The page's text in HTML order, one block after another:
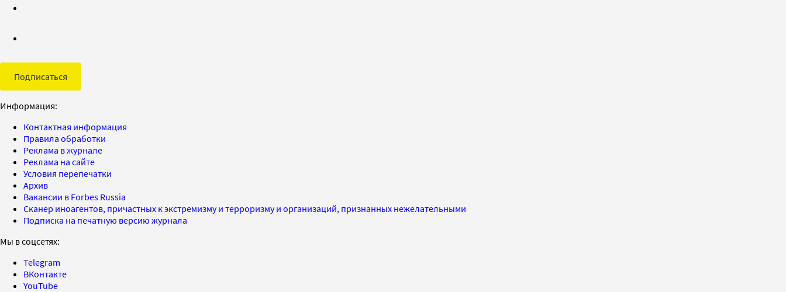
Подписаться
Информация:
Контактная информация
Правила обработки
Реклама в журнале
Реклама на сайте
Условия перепечатки
Архив
Вакансии в Forbes Russia
Сканер иноагентов, причастных к экстремизму и терроризму и организаций, признанных нежелательными
Подписка на печатную версию журнала
Мы в соцсетях:
Telegram
ВКонтакте
YouTube